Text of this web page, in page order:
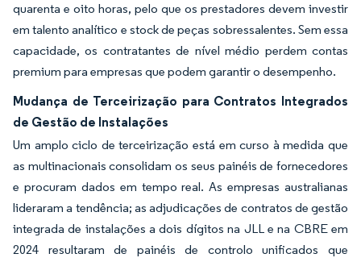
quarenta e oito horas, pelo que os prestadores devem investir
em talento analítico e stock de peças sobressalentes. Sem essa
capacidade, os contratantes de nível médio perdem contas
premium para empresas que podem garantir o desempenho.
Mudança de Terceirização para Contratos Integrados
de Gestão de Instalações
Um amplo ciclo de terceirização está em curso à medida que
as multinacionais consolidam os seus painéis de fornecedores
e procuram dados em tempo real. As empresas australianas
lideraram a tendência; as adjudicações de contratos de gestão
integrada de instalações a dois dígitos na JLL e na CBRE em
2024 resultaram de painéis de controlo unificados que